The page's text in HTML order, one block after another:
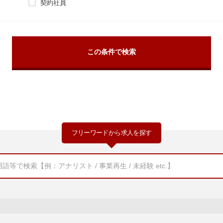
契約社員
フリーワードから求人を探す